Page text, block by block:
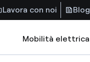
Lavora con noi Blog
Mobilità elettrica